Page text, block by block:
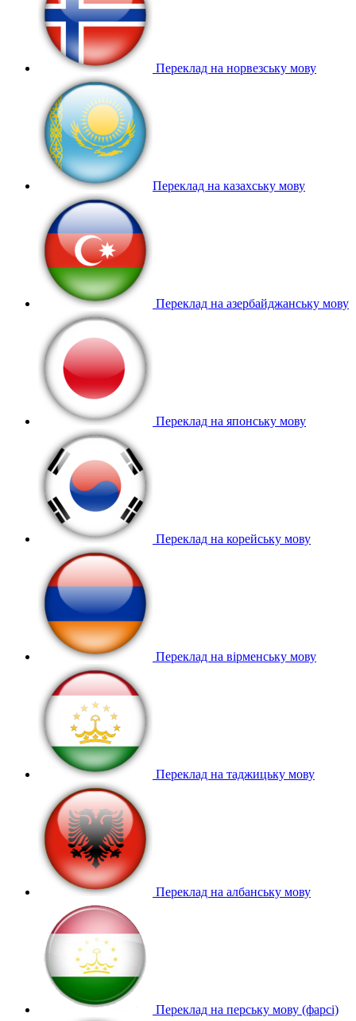
Переклад на норвезську мову
Переклад на казахську мову
Переклад на азербайджанську мову
Переклад на японську мову
Переклад на корейську мову
Переклад на вірменську мову
Переклад на таджицьку мову
Переклад на албанську мову
Переклад на перську мову (фарсі)